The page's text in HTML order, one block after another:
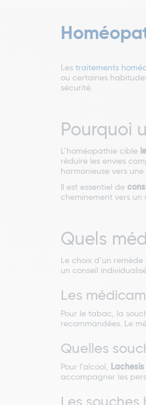
Les traitements
ou certaines
sécurité.
Pourquoi
L’homéopathie cible
réduire les envies
harmonieuse vers
Il est essentiel de
cheminement vers un
Quels
Le choix d’un
un conseil
Les
Pour le tabac, la
recommandées. Le
Quelles
Pour l’alcool,
accompagner les
Les